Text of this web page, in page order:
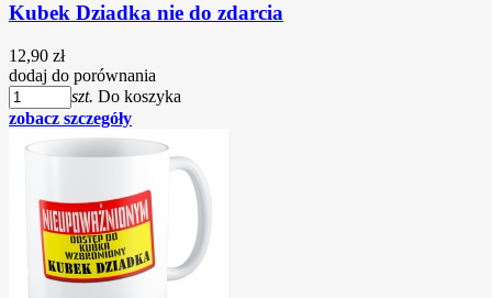
Kubek Dziadka nie do zdarcia
12,90 zł
dodaj do porównania
szt. Do koszyka
zobacz szczegóły